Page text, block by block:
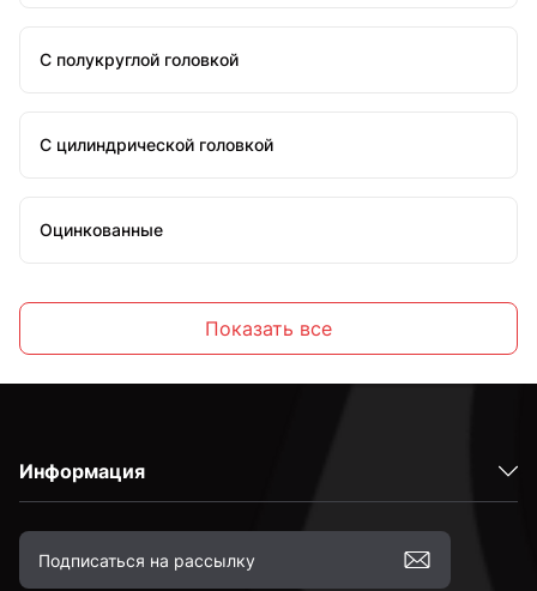
С полукруглой головкой
С цилиндрической головкой
Оцинкованные
Высокопрочные
С полной резьбой
Показать все
Информация